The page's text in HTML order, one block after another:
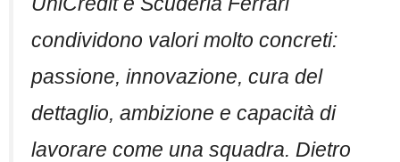
condividono valori molto concreti:
passione, innovazione, cura del
dettaglio, ambizione e capacità di
lavorare come una squadra. Dietro